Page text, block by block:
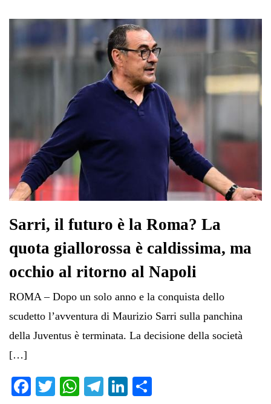
ok r
A
pp
a
m
In vi
di
Sarri, il futuro è la Roma? La
quota giallorossa è caldissima, ma
occhio al ritorno al Napoli
ROMA – Dopo un solo anno e la conquista dello
scudetto l’avventura di Maurizio Sarri sulla panchina
della Juventus è terminata. La decisione della società
[…]
Fa T
W
Te
Li